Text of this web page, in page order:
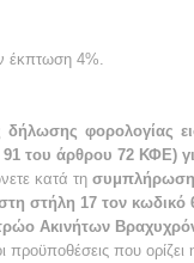
έκπτωση 4%.
φορολογίας
91 του άρθρου 72
κατά τη συμπλήρωση
στήλη 17 τον
Ακινήτων
που